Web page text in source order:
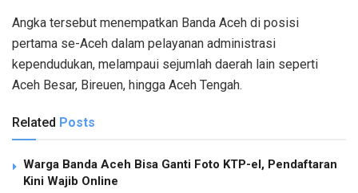
Angka tersebut menempatkan Banda Aceh di posisi
pertama se-Aceh dalam pelayanan administrasi
kependudukan, melampaui sejumlah daerah lain seperti
Aceh Besar, Bireuen, hingga Aceh Tengah.
Related Posts
Warga Banda Aceh Bisa Ganti Foto KTP-el, Pendaftaran
Kini Wajib Online